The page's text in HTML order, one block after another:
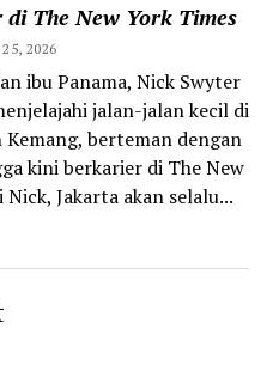
The New York Times
25, 2026
ibu Panama, Nick Swyter
jalan-jalan kecil di
berteman dengan
kini berkarier di The New
Jakarta akan selalu...